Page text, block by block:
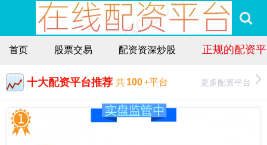
首页 股票交易 配资资深炒股 正规的配资
十大配资平台推荐 共100+平台 更多配资平台